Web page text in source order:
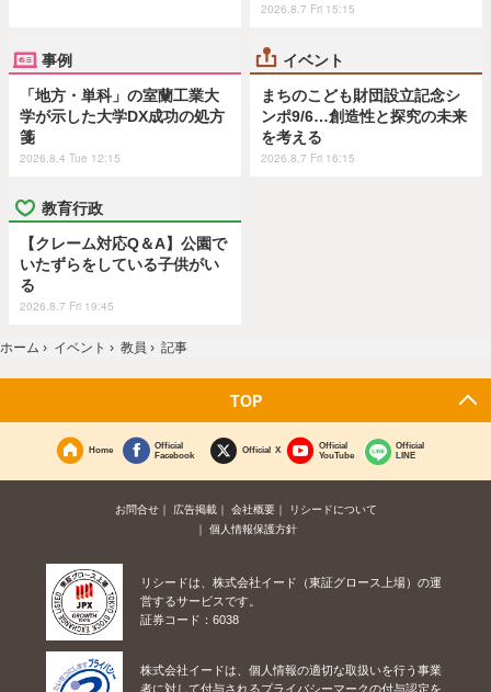
2026.8.7 Fri 15:15
事例
「地方・単科」の室蘭工業大
学が示した大学DX成功の処方
箋
2026.8.4 Tue 12:15
イベント
まちのこども財団設立記念シ
ンポ9/6…創造性と探究の未来
を考える
2026.8.7 Fri 16:15
教育行政
【クレーム対応Q＆A】公園で
いたずらをしている子供がい
る
2026.8.7 Fri 19:45
ホーム › イベント › 教員 › 記事
TOP
Home
Official
Facebook
Official X
Official
YouTube
Official
LINE
お問合せ 広告掲載 会社概要
リシードについて
個人情報保護方針
リシードは、株式会社イード（東証グロース上場）の運
営するサービスです。
証券コード：6038
株式会社イードは、個人情報の適切な取扱いを行う事業
者に対して付与されるプライバシーマークの付与認定を